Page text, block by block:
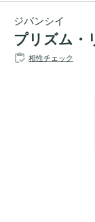
ジバンシイ
プリズム・
相性チェック